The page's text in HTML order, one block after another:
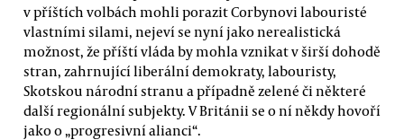
v příštích volbách mohli porazit Corbynovi labouristé
vlastními silami, nejeví se nyní jako nerealistická
možnost, že příští vláda by mohla vznikat v širší dohodě
stran, zahrnující liberální demokraty, labouristy,
Skotskou národní stranu a případně zelené či některé
další regionální subjekty. V Británii se o ní někdy hovoří
jako o „progresivní alianci“.